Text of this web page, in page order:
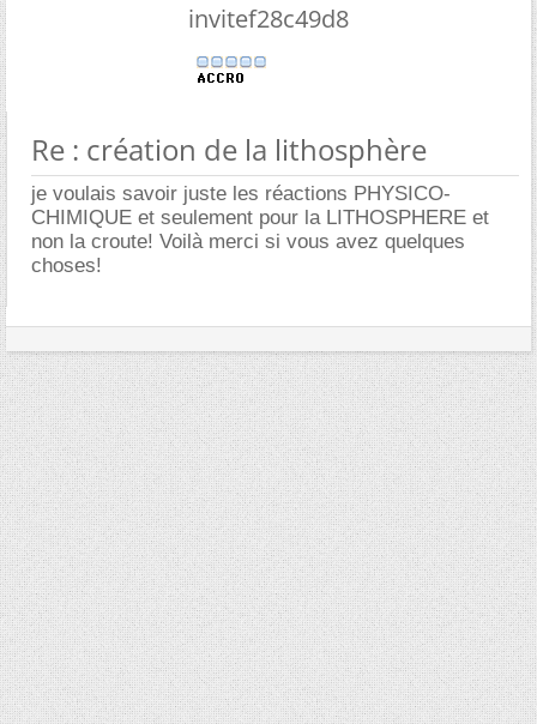
invitef28c49d8
Re : création de la lithosphère
je voulais savoir juste les réactions PHYSICO-
CHIMIQUE et seulement pour la LITHOSPHERE et
non la croute! Voilà merci si vous avez quelques
choses!